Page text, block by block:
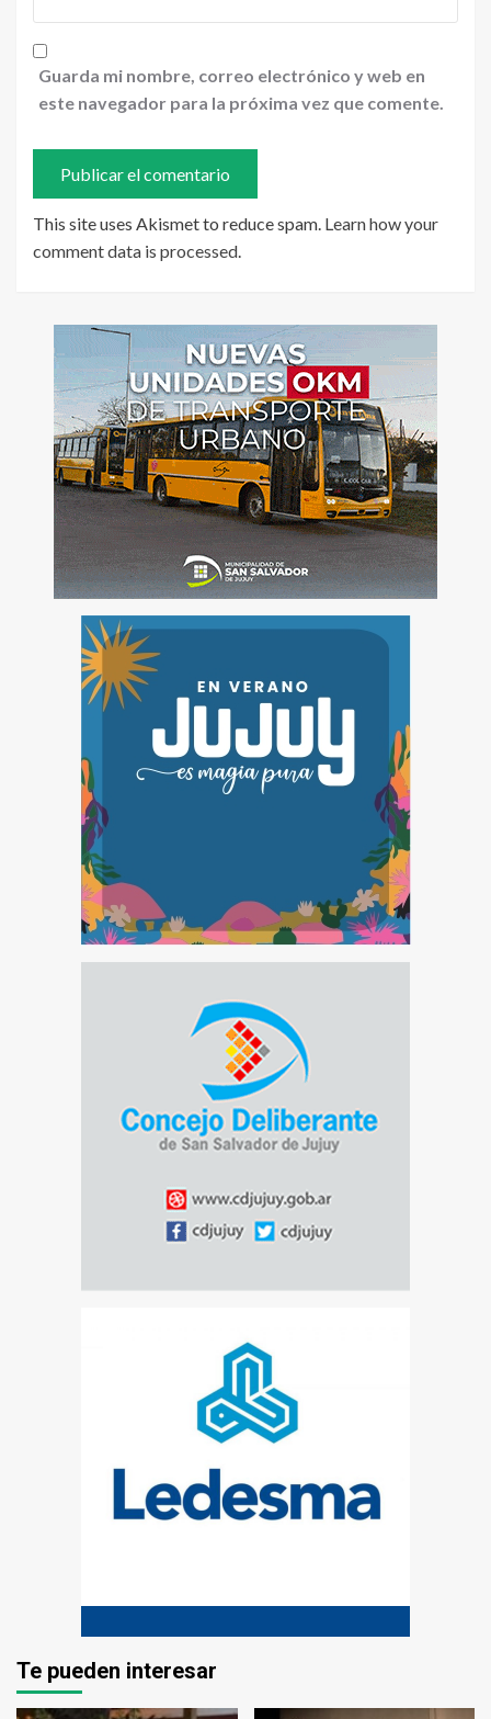
Guarda mi nombre, correo electrónico y web en
este navegador para la próxima vez que comente.
This site uses Akismet to reduce spam. Learn how your
comment data is processed.
Te pueden interesar